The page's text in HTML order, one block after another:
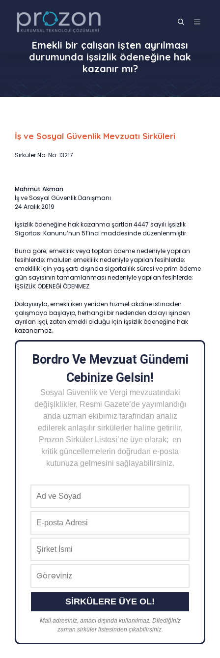
MENÜ
Emekli bir çalışan işten ayrılması
durumunda işsizlik ödeneğine hak
kazanır mı?
İş ve Sosyal Güvenlik Mevzuatı Sirküleri
Sirküler No: No: 13217
Mahmut Akman
İş ve Sosyal Güvenlik Danışmanı
24 Aralık 2019
İşsizlik ödeneğine hak kazanma şartları 4447 sayılı İşsizlik
Sigortası Kanunu’nun 51’inci maddesinde düzenlenmiştir.
Buna göre; emeklilik veya toptan ödeme nedeniyle yapılan
fesihlerde; malulen emeklilik nedeniyle yapılan fesihlerde;
emeklilik için yaş şartı dışında sigortalılık süresi ve prim ödeme
gün sayısının tamamlanması nedeniyle yapılan fesihlerde;
İŞSİZLİK ÖDENEĞİ ÖDENMEZ.
Dolayısıyla, emekli iken yeniden hizmet akdine istinaden
çalışmaya başlayıp, herhangi bir nedenden dolayı işinden
ayrılan işçi, zaten emekli olduğu için işsizlik ödeneğine hak
kazanamaz.
Bordro Ve Mevzuat Gündemi
Cebinize Gelsin!
Sosyal Güvenlik ve Vergi mevzuatındaki
değişiklikler, Resmi Gazete’de yayımlandığı
anda uzman ekibimiz tarafından analiz
edilerek anlaşılır sirkülerler haline getirilir.
Prozon Sirküler Listesi’ne üye olarak; en
kritik güncellemelerin doğrudan e-posta
kutunuza gelmesini sağlayabilirsiniz.
Mail adresiniz, amacı dışında kullanılmaz. Dilediğiniz
zaman sirküler listesinden çıkabilirsiniz.